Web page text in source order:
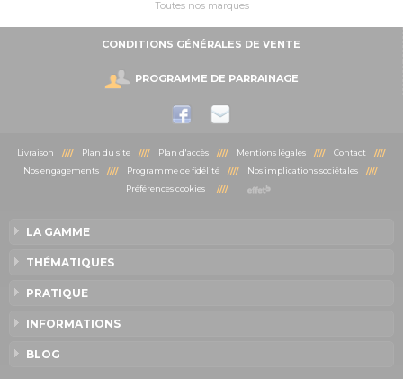
Toutes nos marques
CONDITIONS GÉNÉRALES DE VENTE
PROGRAMME DE PARRAINAGE
Livraison //// Plan du site //// Plan d'accès //// Mentions légales //// Contact ////
Nos engagements//// Programme de fidélité//// Nos implications sociétales////
Préférences cookies
////
LA GAMME
THÉMATIQUES
PRATIQUE
INFORMATIONS
BLOG